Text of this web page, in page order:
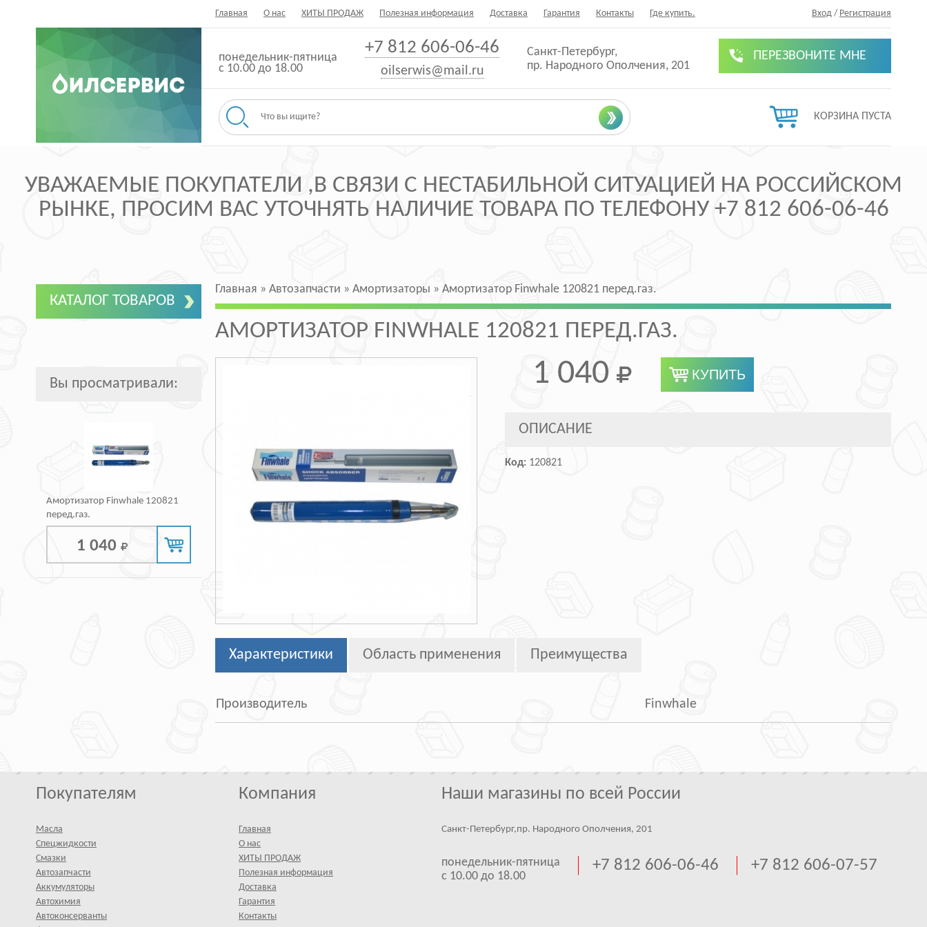
Главная О нас ХИТЫ ПРОДАЖ Полезная информация Доставка Гарантия Контакты Где купить. Вход / Регистрация
понедельник-пятница
с 10.00 до 18.00
+7 812 606-06-46
oilserwis@mail.ru
Санкт-Петербург,
пр. Народного Ополчения, 201
ПЕРЕЗВОНИТЕ МНЕ
КОРЗИНА ПУСТА
УВАЖАЕМЫЕ ПОКУПАТЕЛИ ,В СВЯЗИ С НЕСТАБИЛЬНОЙ СИТУАЦИЕЙ НА РОССИЙСКОМ
РЫНКЕ, ПРОСИМ ВАС УТОЧНЯТЬ НАЛИЧИЕ ТОВАРА ПО ТЕЛЕФОНУ +7 812 606-06-46
КАТАЛОГ ТОВАРОВ
Вы просматривали:
Амортизатор Finwhale 120821
перед.газ.
1 040
Главная » Автозапчасти » Амортизаторы » Амортизатор Finwhale 120821 перед.газ.
АМОРТИЗАТОР FINWHALE 120821 ПЕРЕД.ГАЗ.
1 040
ОПИСАНИЕ
Код: 120821
Характеристики Область применения Преимущества
Производитель Finwhale
Покупателям
Масла
Спецжидкости
Смазки
Автозапчасти
Аккумуляторы
Автохимия
Автоконсерванты
Компания
Главная
О нас
ХИТЫ ПРОДАЖ
Полезная информация
Доставка
Гарантия
Контакты
Наши магазины по всей России
Санкт-Петербург,пр. Народного Ополчения, 201
понедельник-пятница
с 10.00 до 18.00
+7 812 606-06-46 +7 812 606-07-57